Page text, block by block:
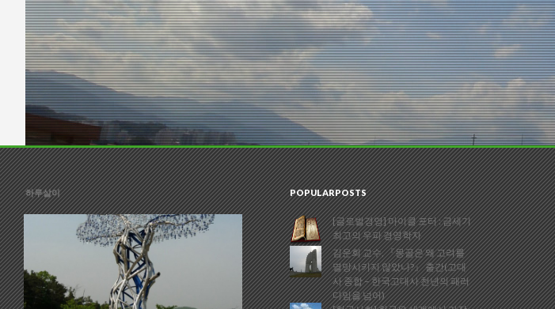
하루살이 POPULARPOSTS
[글로벌경영] 마이클 포터 : 금세기
최고의 우파 경영학자
김운회 교수, 『몽골은 왜 고려를
멸망시키지 않았나?』 출간(고대
사 종합 – 한국고대사 천년의 패러
다임을 넘어)